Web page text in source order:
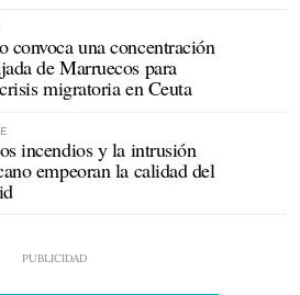
convoca una concentración
de Marruecos para
migratoria en Ceuta
incendios y la intrusión
empeoran la calidad del